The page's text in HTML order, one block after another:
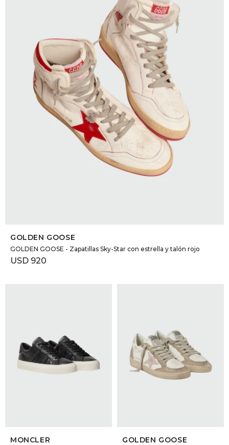
GOLDEN GOOSE
GOLDEN GOOSE - Zapatillas Sky-Star con estrella y talón rojo
USD 920
MONCLER GOLDEN GOOSE